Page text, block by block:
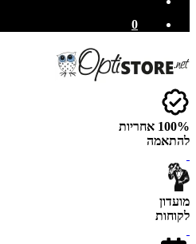
0
100% אחריות
להתאמה
מועדון
לקוחות